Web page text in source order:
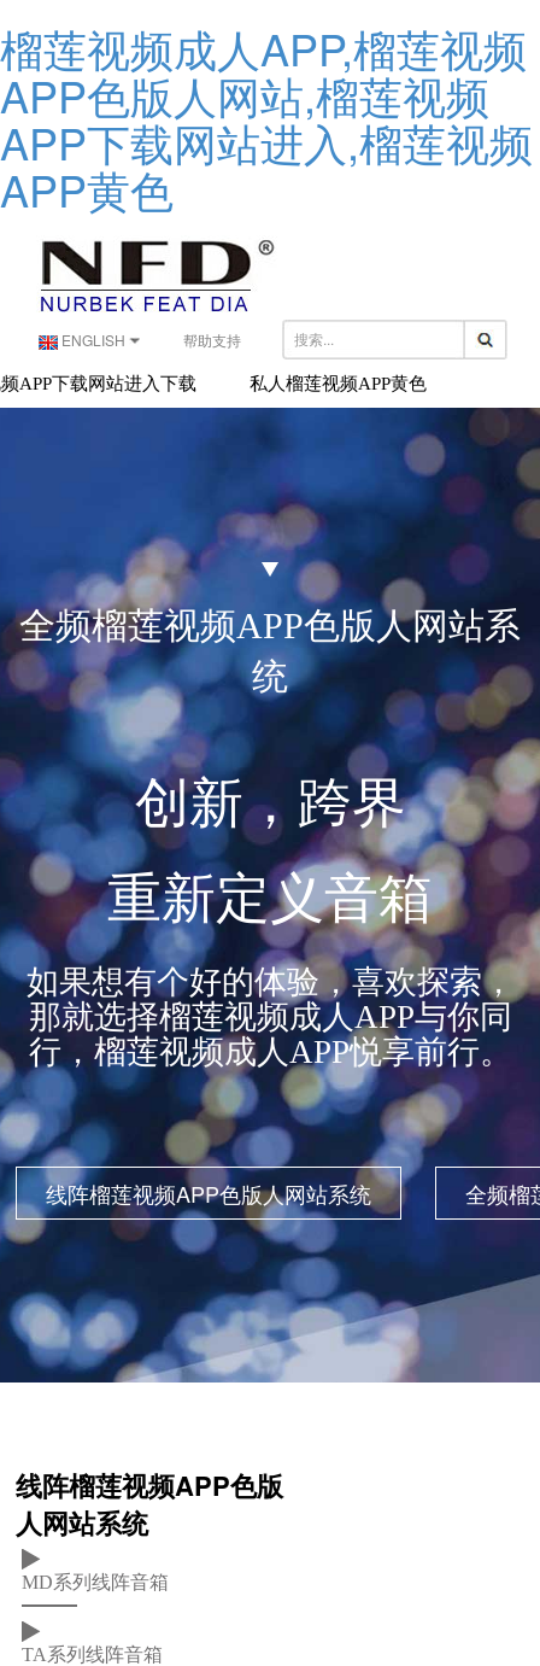
榴莲视频成人APP,榴莲视频
APP色版人网站,榴莲视频
APP下载网站进入,榴莲视频
APP黄色
ENGLISH 帮助支持
APP下载网站进入下载 私人榴莲视频APP黄色
全频榴莲视频APP色版人网站系
统
创新，跨界
重新定义音箱
如果想有个好的体验，喜欢探索，
那就选择榴莲视频成人APP与你同
行，榴莲视频成人APP悦享前行。
线阵榴莲视频APP色版人网站系统 全频榴
线阵榴莲视频APP色版
人网站系统
MD系列线阵音箱
TA系列线阵音箱